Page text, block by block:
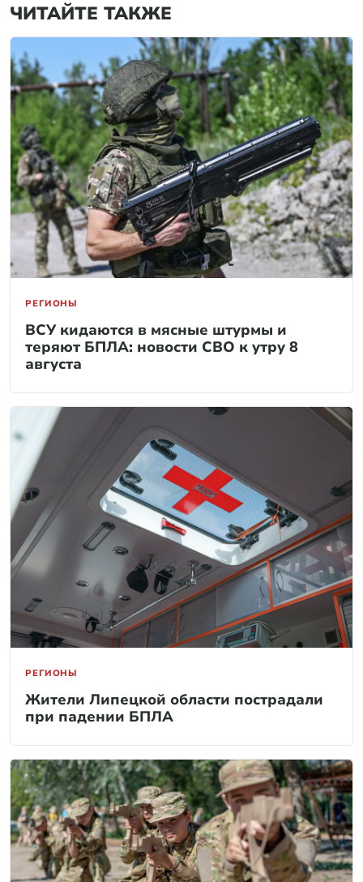
ЧИТАЙТЕ ТАКЖЕ
РЕГИОНЫ
ВСУ кидаются в мясные штурмы и
теряют БПЛА: новости СВО к утру 8
августа
РЕГИОНЫ
Жители Липецкой области пострадали
при падении БПЛА